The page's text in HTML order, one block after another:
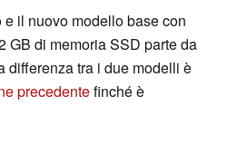
il nuovo modello base con
GB di memoria SSD parte da
differenza tra i due modelli è
precedentefinché è